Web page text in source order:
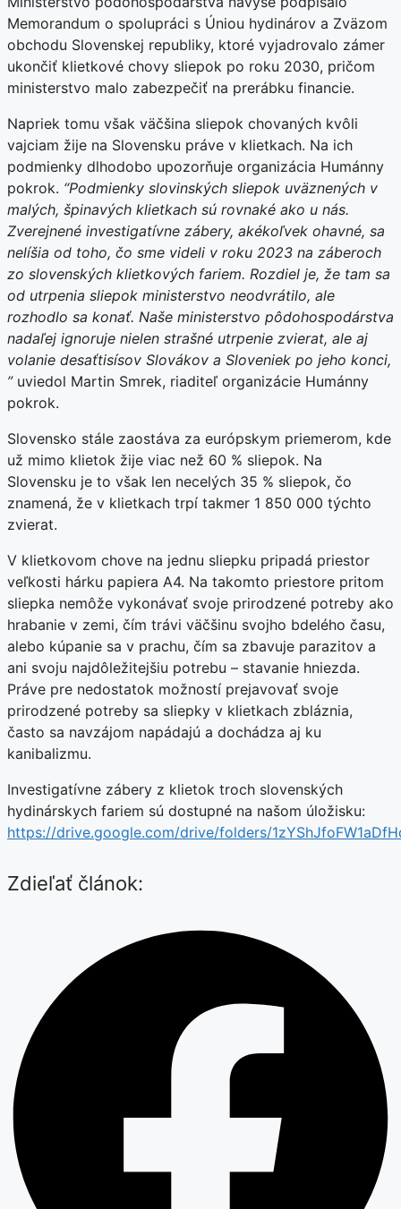
Memorandum o spolupráci s Úniou hydinárov a Zväzom
obchodu Slovenskej republiky, ktoré vyjadrovalo zámer
ukončiť klietkové chovy sliepok po roku 2030, pričom
ministerstvo malo zabezpečiť na prerábku financie.
Napriek tomu však väčšina sliepok chovaných kvôli
vajciam žije na Slovensku práve v klietkach. Na ich
podmienky dlhodobo upozorňuje organizácia Humánny
pokrok. “Podmienky slovinských sliepok uväznených v
malých, špinavých klietkach sú rovnaké ako u nás.
Zverejnené investigatívne zábery, akékoľvek ohavné, sa
nelíšia od toho, čo sme videli v roku 2023 na záberoch
zo slovenských klietkových fariem. Rozdiel je, že tam sa
od utrpenia sliepok ministerstvo neodvrátilo, ale
rozhodlo sa konať. Naše ministerstvo pôdohospodárstva
nadaľej ignoruje nielen strašné utrpenie zvierat, ale aj
volanie desaťtisísov Slovákov a Sloveniek po jeho konci,
”uviedol Martin Smrek, riaditeľ organizácie Humánny
pokrok.
Slovensko stále zaostáva za európskym priemerom, kde
už mimo klietok žije viac než 60 % sliepok. Na
Slovensku je to však len necelých 35 % sliepok, čo
znamená, že v klietkach trpí takmer 1 850 000 týchto
zvierat.
V klietkovom chove na jednu sliepku pripadá priestor
veľkosti hárku papiera A4. Na takomto priestore pritom
sliepka nemôže vykonávať svoje prirodzené potreby ako
hrabanie v zemi, čím trávi väčšinu svojho bdelého času,
alebo kúpanie sa v prachu, čím sa zbavuje parazitov a
ani svoju najdôležitejšiu potrebu – stavanie hniezda.
Práve pre nedostatok možností prejavovať svoje
prirodzené potreby sa sliepky v klietkach zbláznia,
často sa navzájom napádajú a dochádza aj ku
kanibalizmu.
Investigatívne zábery z klietok troch slovenských
hydinárskych fariem sú dostupné na našom úložisku:
https://drive.google.com/drive/folders/
Zdieľať článok: